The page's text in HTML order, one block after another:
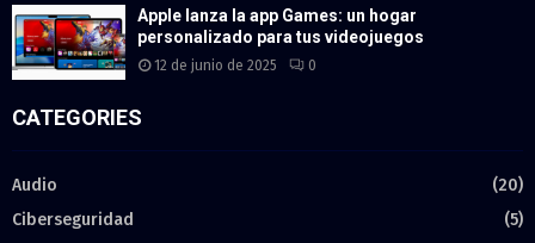
Apple lanza la app Games: un hogar
personalizado para tus videojuegos
12 de junio de 2025 0
CATEGORIES
Audio
(20)
Ciberseguridad
(5)